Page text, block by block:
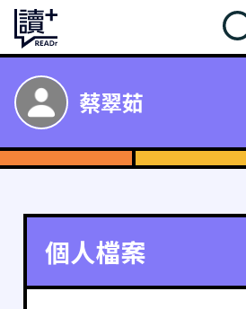
蔡翠茹
個人檔案